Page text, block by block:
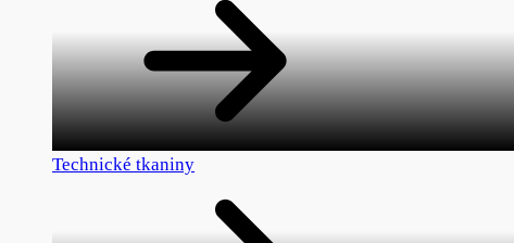
Technické tkaniny